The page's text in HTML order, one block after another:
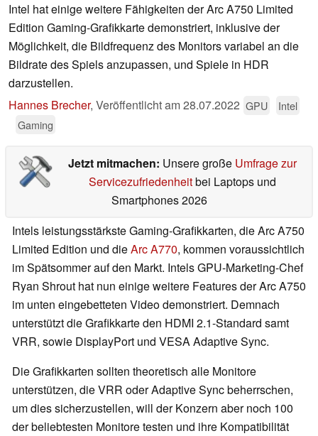
Intel hat einige weitere Fähigkeiten der Arc A750 Limited
Edition Gaming-Grafikkarte demonstriert, inklusive der
Möglichkeit, die Bildfrequenz des Monitors variabel an die
Bildrate des Spiels anzupassen, und Spiele in HDR
darzustellen.
Hannes Brecher, Veröffentlicht am28.07.2022 GPU
Intel
Gaming
Jetzt mitmachen: Unsere große Umfrage zur
Servicezufriedenheitbei Laptops und
Smartphones 2026
Intels leistungsstärkste Gaming-Grafikkarten, die Arc A750
Limited Edition und dieArc A770, kommen voraussichtlich
im Spätsommer auf den Markt. Intels GPU-Marketing-Chef
Ryan Shrout hat nun einige weitere Features der Arc A750
im unten eingebetteten Video demonstriert. Demnach
unterstützt die Grafikkarte den HDMI 2.1-Standard samt
VRR, sowie DisplayPort und VESA Adaptive Sync.
Die Grafikkarten sollten theoretisch alle Monitore
unterstützen, die VRR oder Adaptive Sync beherrschen,
um dies sicherzustellen, will der Konzern aber noch 100
der beliebtesten Monitore testen und ihre Kompatibilität